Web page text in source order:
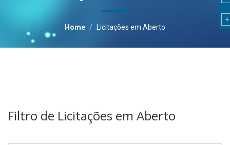
Home Licitações em Aberto
Filtro de Licitações em Aberto